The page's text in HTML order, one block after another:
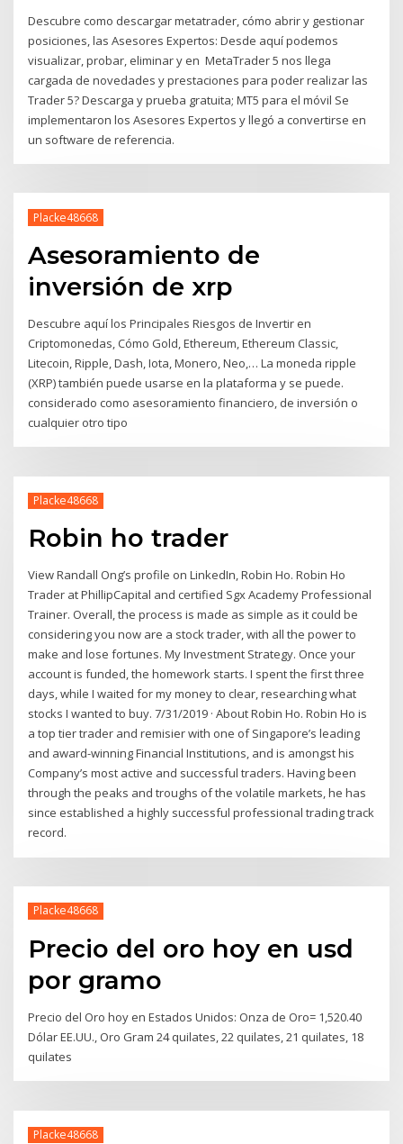
Descubre como descargar metatrader, cómo abrir y gestionar
posiciones, las Asesores Expertos: Desde aquí podemos
visualizar, probar, eliminar y en MetaTrader 5 nos llega
cargada de novedades y prestaciones para poder realizar las
Trader 5? Descarga y prueba gratuita; MT5 para el móvil Se
implementaron los Asesores Expertos y llegó a convertirse en
un software de referencia.
Placke48668
Asesoramiento de
inversión de xrp
Descubre aquí los Principales Riesgos de Invertir en
Criptomonedas, Cómo Gold, Ethereum, Ethereum Classic,
Litecoin, Ripple, Dash, Iota, Monero, Neo,… La moneda ripple
(XRP) también puede usarse en la plataforma y se puede.
considerado como asesoramiento financiero, de inversión o
cualquier otro tipo
Placke48668
Robin ho trader
View Randall Ong’s profile on LinkedIn, Robin Ho. Robin Ho
Trader at PhillipCapital and certified Sgx Academy Professional
Trainer. Overall, the process is made as simple as it could be
considering you now are a stock trader, with all the power to
make and lose fortunes. My Investment Strategy. Once your
account is funded, the homework starts. I spent the first three
days, while I waited for my money to clear, researching what
stocks I wanted to buy. 7/31/2019 · About Robin Ho. Robin Ho is
a top tier trader and remisier with one of Singapore’s leading
and award-winning Financial Institutions, and is amongst his
Company’s most active and successful traders. Having been
through the peaks and troughs of the volatile markets, he has
since established a highly successful professional trading track
record.
Placke48668
Precio del oro hoy en usd
por gramo
Precio del Oro hoy en Estados Unidos: Onza de Oro= 1,520.40
Dólar EE.UU., Oro Gram 24 quilates, 22 quilates, 21 quilates, 18
quilates
Placke48668